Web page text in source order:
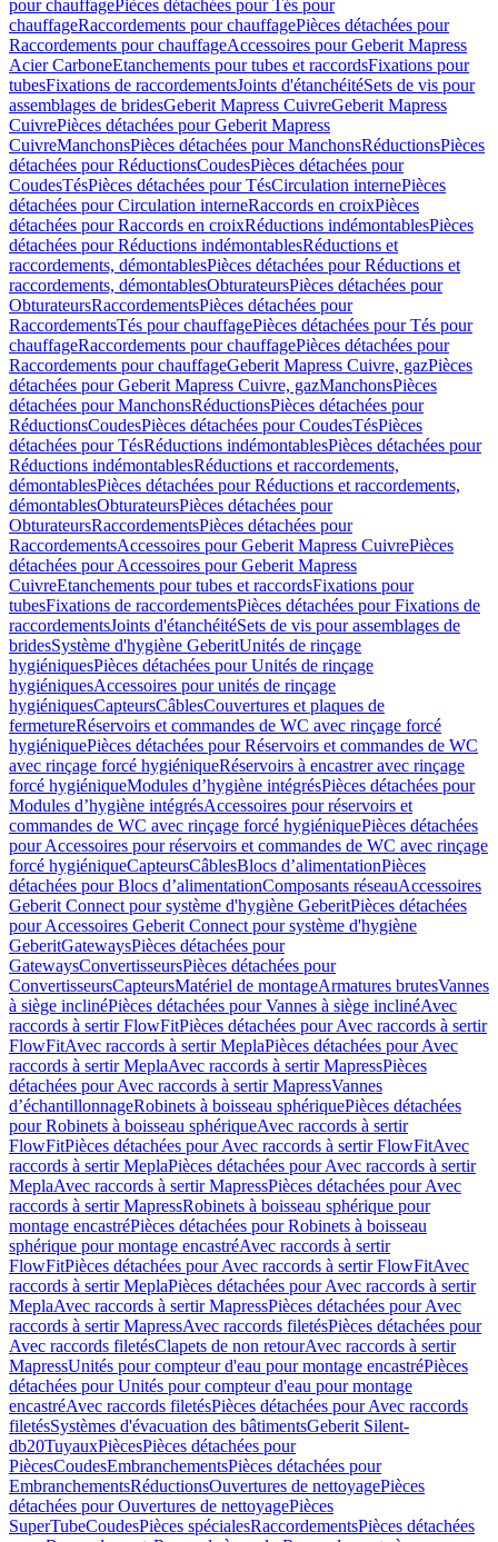
pour chauffagePièces détachées pour Tés pour
chauffageRaccordements pour chauffagePièces détachées pour
Raccordements pour chauffageAccessoires pour Geberit Mapress
Acier CarboneEtanchements pour tubes et raccordsFixations pour
tubesFixations de raccordementsJoints d'étanchéitéSets de vis pour
assemblages de bridesGeberit Mapress CuivreGeberit Mapress
CuivrePièces détachées pour Geberit Mapress
CuivreManchonsPièces détachées pour ManchonsRéductionsPièces
détachées pour RéductionsCoudesPièces détachées pour
CoudesTésPièces détachées pour TésCirculation internePièces
détachées pour Circulation interneRaccords en croixPièces
détachées pour Raccords en croixRéductions indémontablesPièces
détachées pour Réductions indémontablesRéductions et
raccordements, démontablesPièces détachées pour Réductions et
raccordements, démontablesObturateursPièces détachées pour
ObturateursRaccordementsPièces détachées pour
RaccordementsTés pour chauffagePièces détachées pour Tés pour
chauffageRaccordements pour chauffagePièces détachées pour
Raccordements pour chauffageGeberit Mapress Cuivre, gazPièces
détachées pour Geberit Mapress Cuivre, gazManchonsPièces
détachées pour ManchonsRéductionsPièces détachées pour
RéductionsCoudesPièces détachées pour CoudesTésPièces
détachées pour TésRéductions indémontablesPièces détachées pour
Réductions indémontablesRéductions et raccordements,
démontablesPièces détachées pour Réductions et raccordements,
démontablesObturateursPièces détachées pour
ObturateursRaccordementsPièces détachées pour
RaccordementsAccessoires pour Geberit Mapress CuivrePièces
détachées pour Accessoires pour Geberit Mapress
CuivreEtanchements pour tubes et raccordsFixations pour
tubesFixations de raccordementsPièces détachées pour Fixations de
raccordementsJoints d'étanchéitéSets de vis pour assemblages de
bridesSystème d'hygiène GeberitUnités de rinçage
hygiéniquesPièces détachées pour Unités de rinçage
hygiéniquesAccessoires pour unités de rinçage
hygiéniquesCapteursCâblesCouvertures et plaques de
fermetureRéservoirs et commandes de WC avec rinçage forcé
hygiéniquePièces détachées pour Réservoirs et commandes de WC
avec rinçage forcé hygiéniqueRéservoirs à encastrer avec rinçage
forcé hygiéniqueModules d’hygiène intégrésPièces détachées pour
Modules d’hygiène intégrésAccessoires pour réservoirs et
commandes de WC avec rinçage forcé hygiéniquePièces détachées
pour Accessoires pour réservoirs et commandes de WC avec rinçage
forcé hygiéniqueCapteursCâblesBlocs d’alimentationPièces
détachées pour Blocs d’alimentationComposants réseauAccessoires
Geberit Connect pour système d'hygiène GeberitPièces détachées
pour Accessoires Geberit Connect pour système d'hygiène
GeberitGatewaysPièces détachées pour
GatewaysConvertisseursPièces détachées pour
ConvertisseursCapteursMatériel de montageArmatures brutesVannes
à siège inclinéPièces détachées pour Vannes à siège inclinéAvec
raccords à sertir FlowFitPièces détachées pour Avec raccords à sertir
FlowFitAvec raccords à sertir MeplaPièces détachées pour Avec
raccords à sertir MeplaAvec raccords à sertir MapressPièces
détachées pour Avec raccords à sertir MapressVannes
d’échantillonnageRobinets à boisseau sphériquePièces détachées
pour Robinets à boisseau sphériqueAvec raccords à sertir
FlowFitPièces détachées pour Avec raccords à sertir FlowFitAvec
raccords à sertir MeplaPièces détachées pour Avec raccords à sertir
MeplaAvec raccords à sertir MapressPièces détachées pour Avec
raccords à sertir MapressRobinets à boisseau sphérique pour
montage encastréPièces détachées pour Robinets à boisseau
sphérique pour montage encastréAvec raccords à sertir
FlowFitPièces détachées pour Avec raccords à sertir FlowFitAvec
raccords à sertir MeplaPièces détachées pour Avec raccords à sertir
MeplaAvec raccords à sertir MapressPièces détachées pour Avec
raccords à sertir MapressAvec raccords filetésPièces détachées pour
Avec raccords filetésClapets de non retourAvec raccords à sertir
MapressUnités pour compteur d'eau pour montage encastréPièces
détachées pour Unités pour compteur d'eau pour montage
encastréAvec raccords filetésPièces détachées pour Avec raccords
filetésSystèmes d'évacuation des bâtimentsGeberit Silent-
db20TuyauxPiècesPièces détachées pour
PiècesCoudesEmbranchementsPièces détachées pour
EmbranchementsRéductionsOuvertures de nettoyagePièces
détachées pour Ouvertures de nettoyagePièces
SuperTubeCoudesPièces spécialesRaccordementsPièces détachées